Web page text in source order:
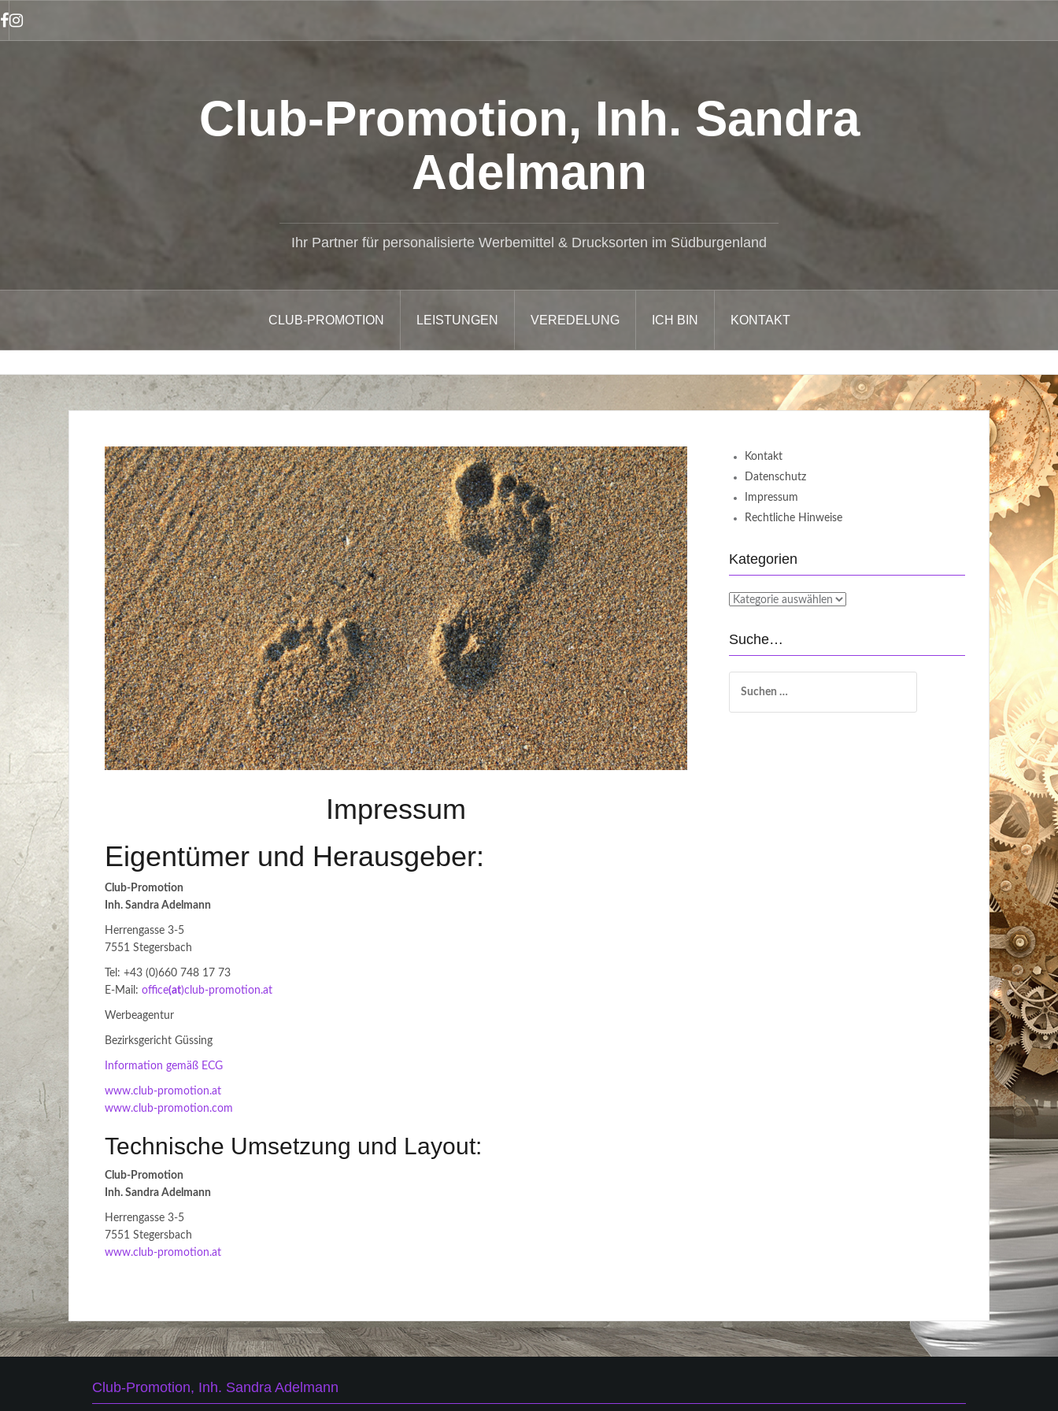
Inhalt
springen
Club-Promotion, Inh. Sandra
Adelmann
Ihr Partner für personalisierte Werbemittel & Drucksorten im Südburgenland
CLUB-PROMOTION LEISTUNGEN VEREDELUNG ICH BIN KONTAKT
Impressum
Eigentümer und Herausgeber:
Club-Promotion
Inh. Sandra Adelmann
Herrengasse 3-5
7551 Stegersbach
Tel: +43 (0)660 748 17 73
E-Mail: office(at)club-promotion.at
Werbeagentur
Bezirksgericht Güssing
Information gemäß ECG
www.club-promotion.at
www.club-promotion.com
Technische Umsetzung und Layout:
Club-Promotion
Inh. Sandra Adelmann
Herrengasse 3-5
7551 Stegersbach
www.club-promotion.at
Kontakt
Datenschutz
Impressum
Rechtliche Hinweise
Kategorien
Kategorien
Suche…
nach:
Club-Promotion, Inh. Sandra Adelmann